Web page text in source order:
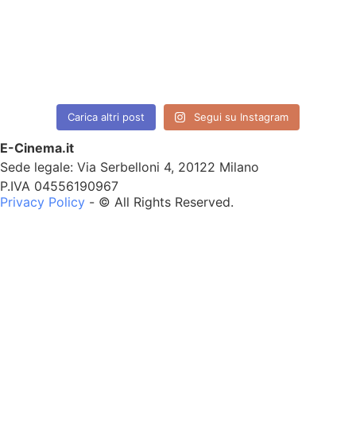
Carica altri post Segui su Instagram
E-Cinema.it
Sede legale: Via Serbelloni 4, 20122 Milano
P.IVA 04556190967
Privacy Policy - © All Rights Reserved.